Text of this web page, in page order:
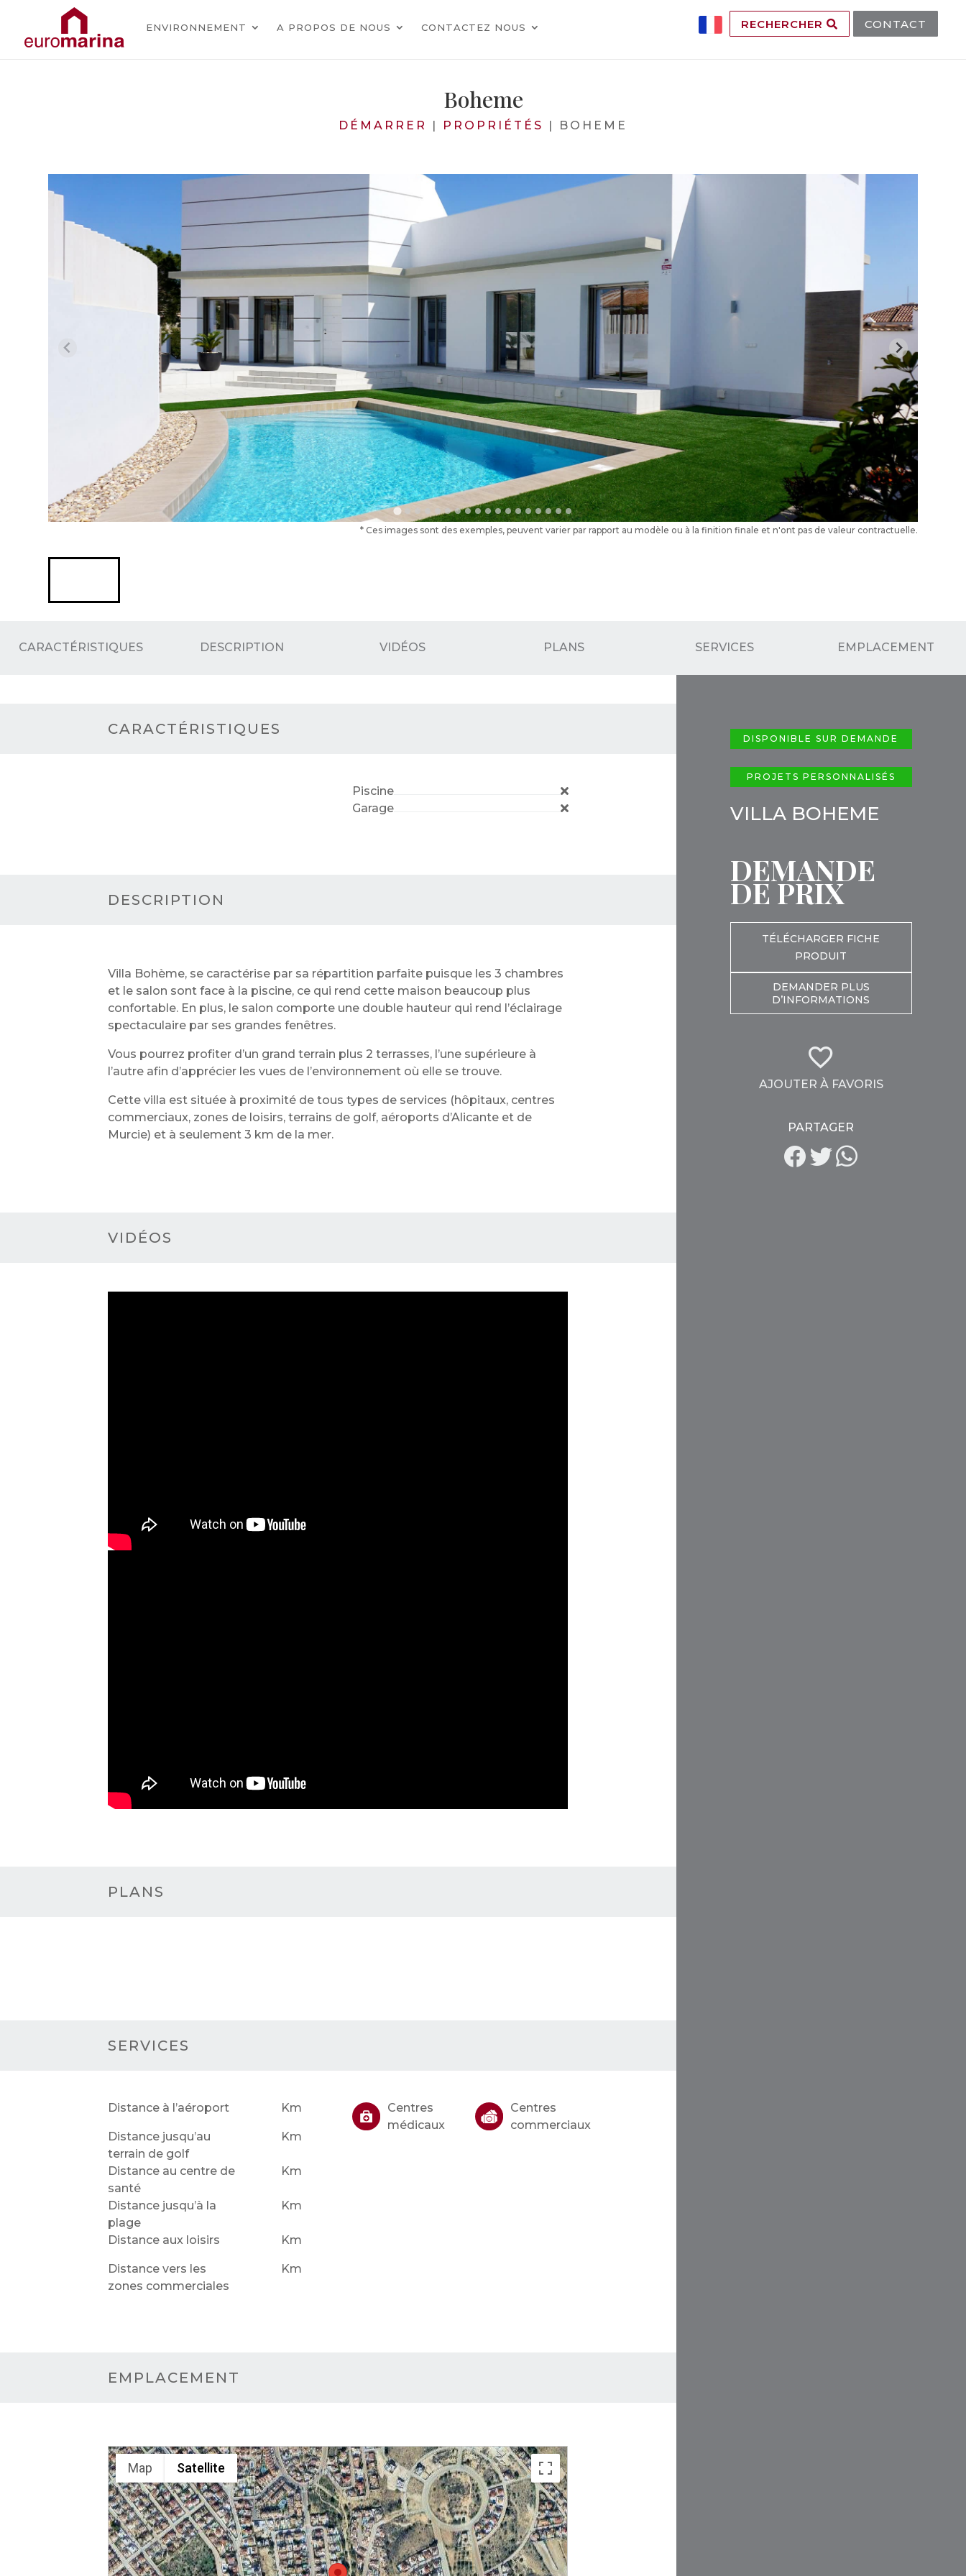
ENVIRONNEMENT A PROPOS DE NOUS CONTACTEZ NOUS RECHERCHER CONTACT
Boheme
DÉMARRER | PROPRIÉTÉS | BOHEME
* Ces images sont des exemples, peuvent varier par rapport au modèle ou à la finition finale et n'ont pas de valeur contractuelle.
CARACTÉRISTIQUES DESCRIPTION VIDÉOS PLANS SERVICES EMPLACEMENT
CARACTÉRISTIQUES
Piscine
Garage
DESCRIPTION
Villa Bohème, se caractérise par sa répartition parfaite puisque les 3 chambres
et le salon sont face à la piscine, ce qui rend cette maison beaucoup plus
confortable. En plus, le salon comporte une double hauteur qui rend l’éclairage
spectaculaire par ses grandes fenêtres.
Vous pourrez profiter d’un grand terrain plus 2 terrasses, l’une supérieure à
l’autre afin d’apprécier les vues de l’environnement où elle se trouve.
Cette villa est située à proximité de tous types de services (hôpitaux, centres
commerciaux, zones de loisirs, terrains de golf, aéroports d’Alicante et de
Murcie) et à seulement 3 km de la mer.
VIDÉOS
PLANS
SERVICES
Distance à l’aéroport Km
Distance jusqu’au
terrain de golf
Km
Distance au centre de
santé
Km
Distance jusqu’à la
plage
Km
Distance aux loisirs Km
Distance vers les
zones commerciales
Km
Centres
médicaux
Centres
commerciaux
EMPLACEMENT
Map Satellite
DISPONIBLE SUR DEMANDE
PROJETS PERSONNALISÉS
VILLA BOHEME
DEMANDE
DE PRIX
TÉLÉCHARGER FICHE
PRODUIT
DEMANDER PLUS
D’INFORMATIONS
AJOUTER À FAVORIS
PARTAGER